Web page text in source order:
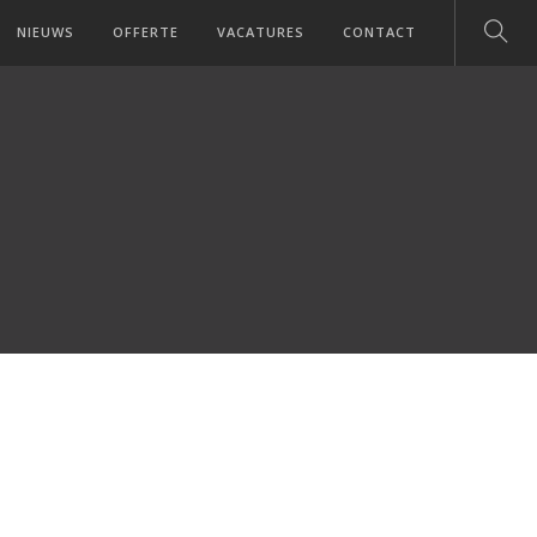
NIEUWS OFFERTE VACATURES CONTACT